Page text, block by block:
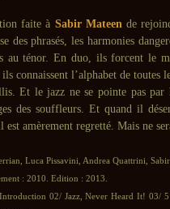
faite à Sabir Mateende
des phrasés, les harmonies
au ténor. En duo, ils forcent le
connaissent l’alphabet de toutes
Et le jazz ne se pointe pas
des souffleurs. Et quand il
est amèrement regretté. Mais ne
Luca Pissavini, Andrea Quattrini,
: 2010. Edition : 2013.
02/ Jazz, Never Heard It! 03/